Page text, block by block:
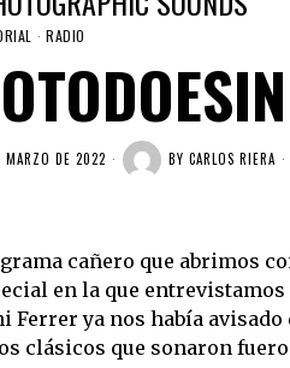
· RADIO
MARZO DE 2022 BY CARLOS RIERA
cañero que abrimos
en la que entrevistamos
Ferrer ya nos había
clásicos que sonaron